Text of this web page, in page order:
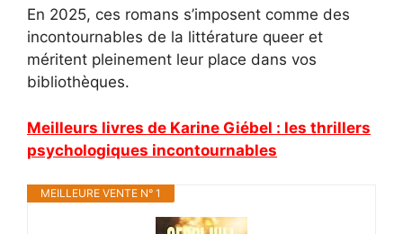
En 2025, ces romans s’imposent comme des
incontournables de la littérature queer et
méritent pleinement leur place dans vos
bibliothèques.
Meilleurs livres de Karine Giébel : les thrillers
psychologiques incontournables
MEILLEURE VENTE N° 1